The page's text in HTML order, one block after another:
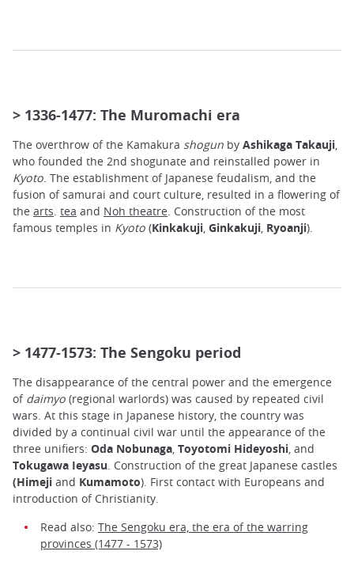
> 1336-1477: The Muromachi era
The overthrow of the Kamakura shogun by Ashikaga Takauji,
who founded the 2nd shogunate and reinstalled power in
Kyoto. The establishment of Japanese feudalism, and the
fusion of samurai and court culture, resulted in a flowering of
the arts. tea and Noh theatre. Construction of the most
famous temples in Kyoto (Kinkakuji, Ginkakuji, Ryoanji).
> 1477-1573: The Sengoku period
The disappearance of the central power and the emergence
of daimyo (regional warlords) was caused by repeated civil
wars. At this stage in Japanese history, the country was
divided by a continual civil war until the appearance of the
three unifiers: Oda Nobunaga, Toyotomi Hideyoshi, and
Tokugawa Ieyasu. Construction of the great Japanese castles
(Himeji and Kumamoto). First contact with Europeans and
introduction of Christianity.
Read also: The Sengoku era, the era of the warring
provinces (1477 - 1573)